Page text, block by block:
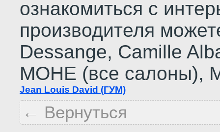
ознакомиться с
производителя
Dessange, Сamille
МОНЕ (все салоны),
Jean Louis David (ГУМ)
← Вернуться